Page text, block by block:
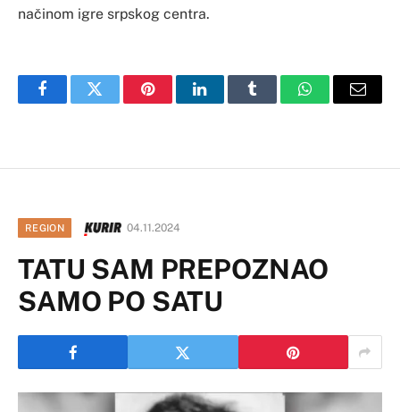
načinom igre srpskog centra.
FacebookTwitter PinterestLinkedInTumblr WhatsAppEmail
REGION 04.11.2024
TATU SAM PREPOZNAO
SAMO PO SATU